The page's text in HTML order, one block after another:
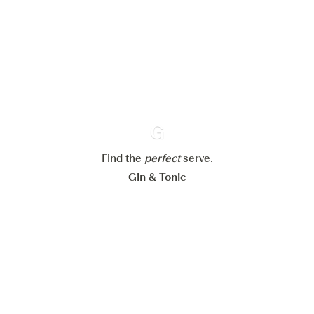
Ginventory
Find the perfectserve,
Gin & Tonic
Paramétrer mes cookies
Refuser tout Accepter tout